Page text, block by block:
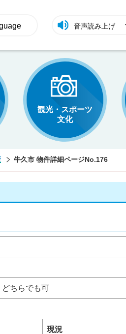
音声読み上げ
観光・スポーツ
文化
牛久市 物件詳細ページNo.176
らでも可
現況